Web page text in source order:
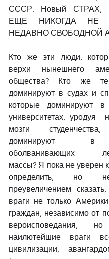
СССР. Новый СТРАХ,
ЕЩЕ НИКОГДА НЕ
НЕДАВНО СВОБОДНОЙ
Кто же эти люди,
верхи нынешнего
общества? Кто же
доминируют в судах и
которые доминируют
университетах, уродуя
мозги
доминируют
оболванивающих
массы? Я пока не уверен
определить, но
преувеличением
враги не только
граждан, независимо от
вероисповедания,
наилютейшие враги
цивилизации,